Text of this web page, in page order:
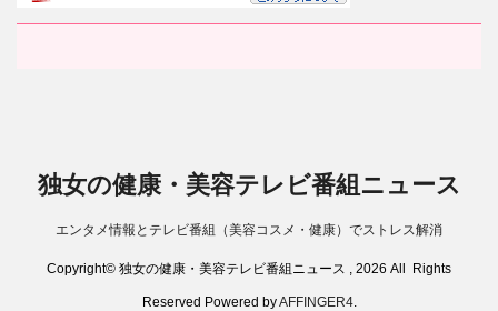
独女の健康・美容テレビ番組ニュース
エンタメ情報とテレビ番組（美容コスメ・健康）でストレス解消
Copyright© 独女の健康・美容テレビ番組ニュース , 2026 All Rights
Reserved Powered byAFFINGER4.